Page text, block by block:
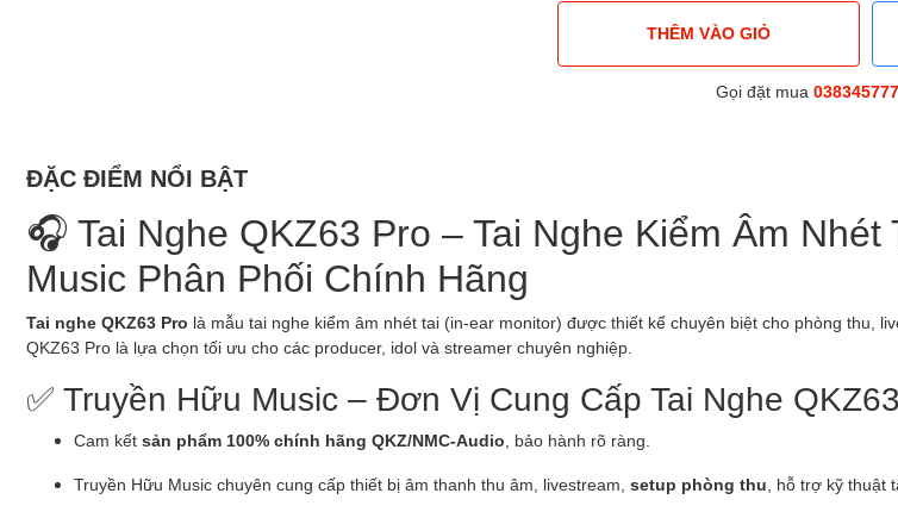
THÊM VÀO GIỎ
Gọi đặt mua
ĐẶC ĐIỂM NỔI BẬT
🎧 Tai Nghe QKZ63 Pro – Tai Nghe Kiểm Âm
Music Phân Phối Chính Hãng
Tai nghe QKZ63 Pro là mẫu tai nghe kiểm âm nhét tai (in-ear monitor) được thiết kế chuyên biệt cho phòng thu,
QKZ63 Pro là lựa chọn tối ưu cho các producer, idol và streamer chuyên nghiệp.
✅ Truyền Hữu Music – Đơn Vị Cung Cấp Tai Nghe
Cam kết sản phẩm 100% chính hãng QKZ/NMC-Audio , bảo hành rõ ràng.
Truyền Hữu Music chuyên cung cấp thiết bị âm thanh thu âm, livestream, setup phòng thu , hỗ trợ kỹ thuật